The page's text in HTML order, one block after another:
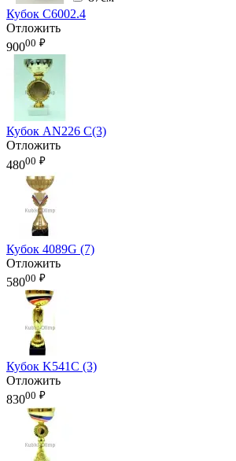
Кубок C6002.4
Отложить
90000 ₽
Кубок AN226 C(3)
Отложить
48000 ₽
Кубок 4089G (7)
Отложить
58000 ₽
Кубок K541C (3)
Отложить
83000 ₽